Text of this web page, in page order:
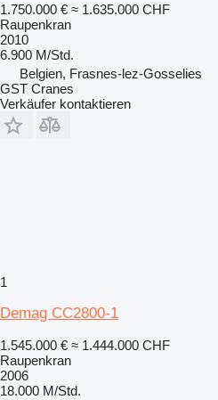
1.750.000 € ≈ 1.635.000 CHF
Raupenkran
2010
6.900 M/Std.
Belgien, Frasnes-lez-Gosselies
GST Cranes
Verkäufer kontaktieren
1
Demag CC2800-1
1.545.000 € ≈ 1.444.000 CHF
Raupenkran
2006
18.000 M/Std.